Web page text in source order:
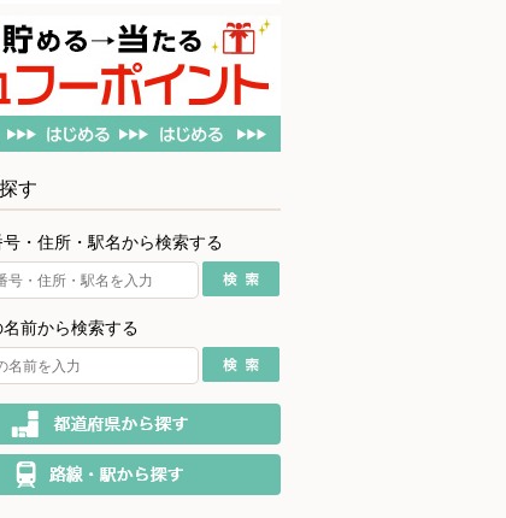
す
・住所・駅名から検索する
名前から検索する